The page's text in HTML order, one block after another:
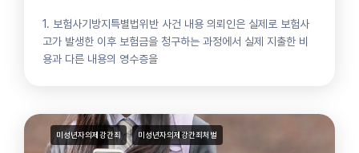
1. 보험사기방지특별법위반 사건 내용 의뢰인은 실제로 보험사
고가 발생한 이후 보험금을 청구하는 과정에서 실제 지출한 비
용과 다른 내용의 영수증을
미성년자의제강간죄 미성년자의제강간죄처벌